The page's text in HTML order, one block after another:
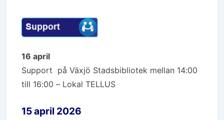
16 april
Support på Växjö Stadsbibliotek mellan 14:00
till 16:00 – Lokal TELLUS
15 april 2026